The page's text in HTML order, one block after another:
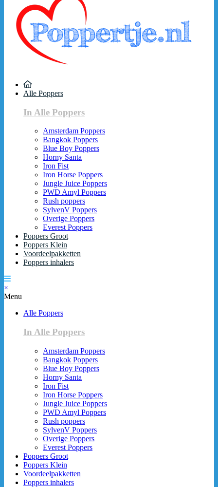
Alle Poppers
In Alle Poppers
Amsterdam Poppers
Bangkok Poppers
Blue Boy Poppers
Horny Santa
Iron Fist
Iron Horse Poppers
Jungle Juice Poppers
PWD Amyl Poppers
Rush poppers
SylvenV Poppers
Overige Poppers
Everest Poppers
Poppers Groot
Poppers Klein
Voordeelpakketten
Poppers inhalers
×
Menu
Alle Poppers
In Alle Poppers
Amsterdam Poppers
Bangkok Poppers
Blue Boy Poppers
Horny Santa
Iron Fist
Iron Horse Poppers
Jungle Juice Poppers
PWD Amyl Poppers
Rush poppers
SylvenV Poppers
Overige Poppers
Everest Poppers
Poppers Groot
Poppers Klein
Voordeelpakketten
Poppers inhalers